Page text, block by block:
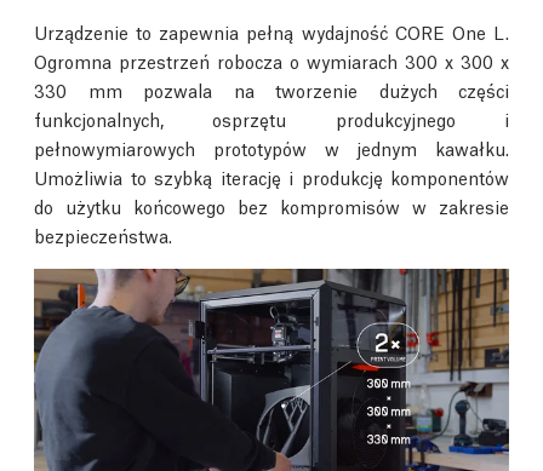
Urządzenie to zapewnia pełną wydajność CORE One L.
Ogromna przestrzeń robocza o wymiarach 300 x 300 x
330 mm pozwala na tworzenie dużych części
funkcjonalnych, osprzętu produkcyjnego i
pełnowymiarowych prototypów w jednym kawałku.
Umożliwia to szybką iterację i produkcję komponentów
do użytku końcowego bez kompromisów w zakresie
bezpieczeństwa.